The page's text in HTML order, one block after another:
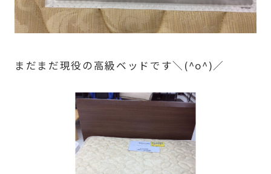
まだまだ現役の高級ベッドです＼(^o^)／